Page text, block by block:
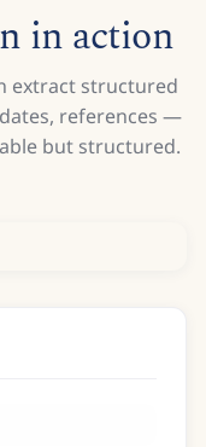
in action
extract structured
references —
but structured.